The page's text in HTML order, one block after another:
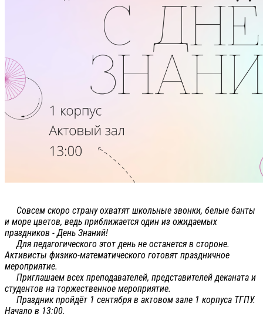
Совсем скоро страну охватят школьные звонки, белые банты
и море цветов, ведь приближается один из ожидаемых
праздников - День Знаний!
Для педагогического этот день не останется в стороне.
Активисты физико-математического готовят праздничное
мероприятие.
Приглашаем всех преподавателей, представителей деканата и
студентов на торжественное мероприятие.
Праздник пройдёт 1 сентября в актовом зале 1 корпуса ТГПУ.
Начало в 13:00.